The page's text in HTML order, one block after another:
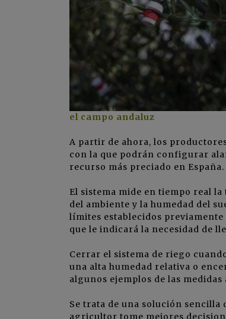
el campo andaluz
A partir de ahora, los
con la que podrán configurar
recurso más preciado en España.
El sistema mide en tiempo real
del ambiente y la humedad del
límites establecidos
que le indicará la necesidad de
Cerrar el sistema de riego
una alta humedad relativa o
algunos ejemplos de las medidas
Se trata de una solución sencilla
agricultor tome mejores